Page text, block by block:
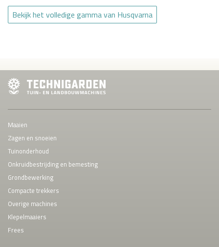
Bekijk het volledige gamma van Husqvarna
Maaien
Zagen en snoeien
Tuinonderhoud
Onkruidbestrijding en bemesting
Grondbewerking
Compacte trekkers
Overige machines
Klepelmaaiers
Frees